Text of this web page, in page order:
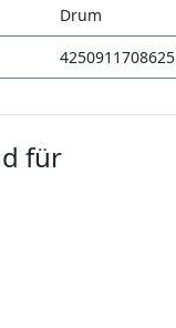
Drum
4250911708625
für